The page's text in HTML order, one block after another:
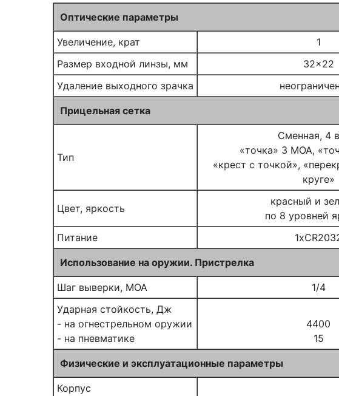
Оптические параметры
Увеличение, крат
1
Размер входной линзы, мм
32x22
Удаление выходного зрачка
Прицельная сетка
Тип
Сменная, 4
«точка» 3 MOA,
«крест с точкой»,
круге»
Цвет, яркость
красный и
по 8 уровней
Питание
Использование на оружии. Пристрелка
Шаг выверки, MOA
1/4
Ударная стойкость, Дж
- на огнестрельном оружии
- на пневматике
4400
15
Физические и эксплуатационные параметры
Корпус